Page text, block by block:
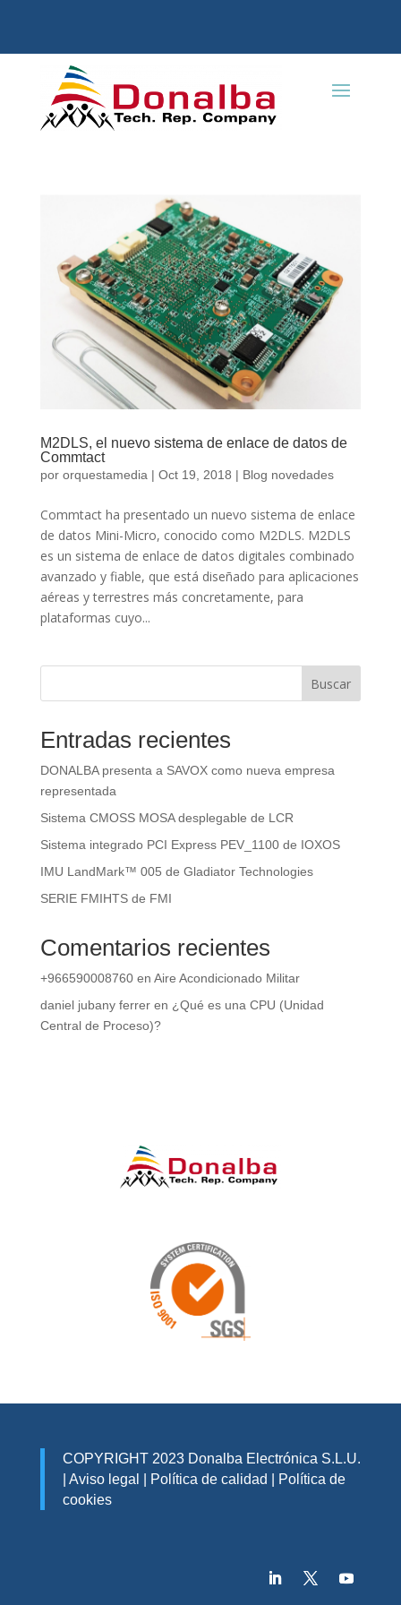
M2DLS, el nuevo sistema de enlace de datos de
Commtact
por orquestamedia | Oct 19, 2018 | Blog novedades
Commtact ha presentado un nuevo sistema de enlace
de datos Mini-Micro, conocido como M2DLS. M2DLS
es un sistema de enlace de datos digitales combinado
avanzado y fiable, que está diseñado para aplicaciones
aéreas y terrestres más concretamente, para
plataformas cuyo...
Buscar
Entradas recientes
DONALBA presenta a SAVOX como nueva empresa
representada
Sistema CMOSS MOSA desplegable de LCR
Sistema integrado PCI Express PEV_1100 de IOXOS
IMU LandMark™ 005 de Gladiator Technologies
SERIE FMIHTS de FMI
Comentarios recientes
+966590008760en Aire Acondicionado Militar
daniel jubany ferreren ¿Qué es una CPU (Unidad
Central de Proceso)?
COPYRIGHT 2023 Donalba Electrónica S.L.U.
Aviso legal Política de calidad
Política de
cookies